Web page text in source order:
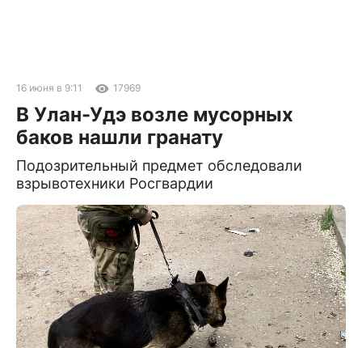
16 июня в 9:11 17969
В Улан-Удэ возле мусорных
баков нашли гранату
Подозрительный предмет обследовали
взрывотехники Росгвардии